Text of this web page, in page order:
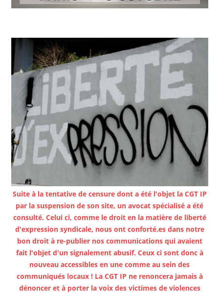
Suite à la tentative de censure dont a été l'objet la CGT IP
par la suspension de son site, un avocat spécialisé a été
consulté. Celui ci, comme le droit en la matière de liberté
d'expression syndicale, nous ont conforté.es dans notre
bon droit à re-publier nos communications qui avaient
fait l'objet d'un signalement abusif. Ceux ci sont donc à
nouveau accessibles en une comme au sein des
communiqués locaux ! La CGT IP ne renoncera jamais à
dénoncer et à porter la voix des victimes de violences